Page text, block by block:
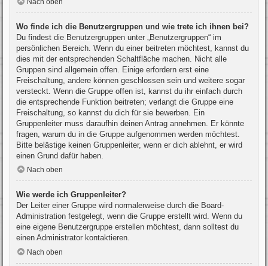
Wo finde ich die Benutzergruppen und wie trete ich ihnen bei?
Du findest die Benutzergruppen unter „Benutzergruppen“ im
persönlichen Bereich. Wenn du einer beitreten möchtest, kannst du
dies mit der entsprechenden Schaltfläche machen. Nicht alle
Gruppen sind allgemein offen. Einige erfordern erst eine
Freischaltung, andere können geschlossen sein und weitere sogar
versteckt. Wenn die Gruppe offen ist, kannst du ihr einfach durch
die entsprechende Funktion beitreten; verlangt die Gruppe eine
Freischaltung, so kannst du dich für sie bewerben. Ein
Gruppenleiter muss daraufhin deinen Antrag annehmen. Er könnte
fragen, warum du in die Gruppe aufgenommen werden möchtest.
Bitte belästige keinen Gruppenleiter, wenn er dich ablehnt, er wird
einen Grund dafür haben.
Nach oben
Wie werde ich Gruppenleiter?
Der Leiter einer Gruppe wird normalerweise durch die Board-
Administration festgelegt, wenn die Gruppe erstellt wird. Wenn du
eine eigene Benutzergruppe erstellen möchtest, dann solltest du
einen Administrator kontaktieren.
Nach oben